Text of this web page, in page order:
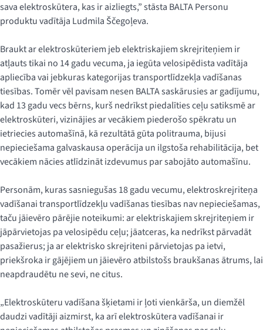
sava elektroskūtera, kas ir aizliegts,” stāsta BALTA Personu
produktu vadītāja Ludmila Ščegoļeva.
Braukt ar elektroskūteriem jeb elektriskajiem skrejriteņiem ir
atļauts tikai no 14 gadu vecuma, ja iegūta velosipēdista vadītāja
apliecība vai jebkuras kategorijas transportlīdzekļa vadīšanas
tiesības. Tomēr vēl pavisam nesen BALTA saskārusies ar gadījumu,
kad 13 gadu vecs bērns, kurš nedrīkst piedalīties ceļu satiksmē ar
elektroskūteri, vizinājies ar vecākiem piederošo spēkratu un
ietriecies automašīnā, kā rezultātā gūta politrauma, bijusi
nepieciešama galvaskausa operācija un ilgstoša rehabilitācija, bet
vecākiem nācies atlīdzināt izdevumus par sabojāto automašīnu.
Personām, kuras sasniegušas 18 gadu vecumu, elektroskrejriteņa
vadīšanai transportlīdzekļu vadīšanas tiesības nav nepieciešamas,
taču jāievēro pārējie noteikumi: ar elektriskajiem skrejriteņiem ir
jāpārvietojas pa velosipēdu ceļu; jāatceras, ka nedrīkst pārvadāt
pasažierus; ja ar elektrisko skrejriteni pārvietojas pa ietvi,
priekšroka ir gājējiem un jāievēro atbilstošs braukšanas ātrums, lai
neapdraudētu ne sevi, ne citus.
„Elektroskūteru vadīšana šķietami ir ļoti vienkārša, un diemžēl
daudzi vadītāji aizmirst, ka arī elektroskūtera vadīšanai ir